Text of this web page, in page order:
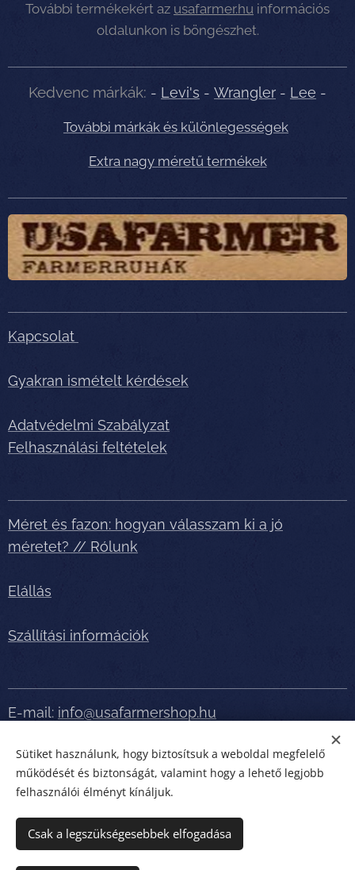
További termékekért az usafarmer.hu információs
oldalunkon is böngészhet.
Kedvenc márkák: - Levi's - Wrangler - Lee -
További márkák és különlegességek
Extra nagy méretű termékek
Kapcsolat
Gyakran ismételt kérdések
Adatvédelmi Szabályzat
Felhasználási feltételek
Méret és fazon: hogyan válasszam ki a jó
méretet? // Rólunk
Elállás
Szállítási információk
E-mail: info@usafarmershop.hu
Telefonszám:+36 70 5150076
Részletes tájékoztatásért, segítségért telefonáljon
bátran!
Sütiket használunk, hogy biztosítsuk a weboldal megfelelő
működését és biztonságát, valamint hogy a lehető legjobb
felhasználói élményt kínáljuk.
Csak a legszükségesebbek elfogadása